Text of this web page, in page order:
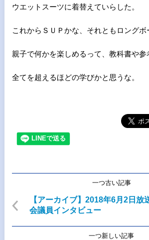
ウエットスーツに着替えていらした。
これからＳＵＰかな、それともロングボ
親子で何かを楽しめるって、教科書や参
全てを超えるほどの学びかと思うな。
一つ古い記事
【アーカイブ】2018年6月2日
会議員インタビュー
一つ新しい記事